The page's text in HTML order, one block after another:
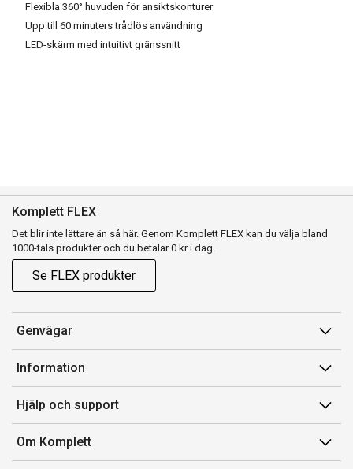
Flexibla 360° huvuden för ansiktskonturer
Upp till 60 minuters trådlös användning
LED-skärm med intuitivt gränssnitt
Komplett FLEX
Det blir inte lättare än så här. Genom Komplett FLEX kan du välja bland
1000-tals produkter och du betalar 0 kr i dag.
Se FLEX produkter
Genvägar
Konto
Orderhistorik
Presentkort
Komplett Club
Information
Försäljningsvillkor
Medlemsvillkor for Komplett Club
Lediga tjänster
Hjälp och support
Kontakta oss
Kundservice
Om Komplett